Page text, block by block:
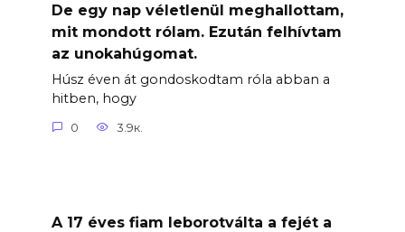
De egy nap véletlenül meghallottam,
mit mondott rólam. Ezután felhívtam
az unokahúgomat.
Húsz éven át gondoskodtam róla abban a
hitben, hogy
0 3.9к.
A 17 éves fiam leborotválta a fejét a